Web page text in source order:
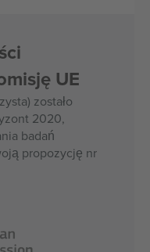
UE
zostało
2020,
badań
propozycję nr